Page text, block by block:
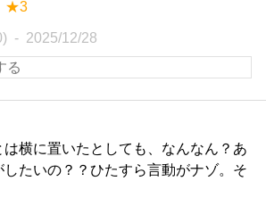
★3
2025/12/28
は横に置いたとしても、なんなん？あ
したいの？？ひたすら言動がナゾ。そ